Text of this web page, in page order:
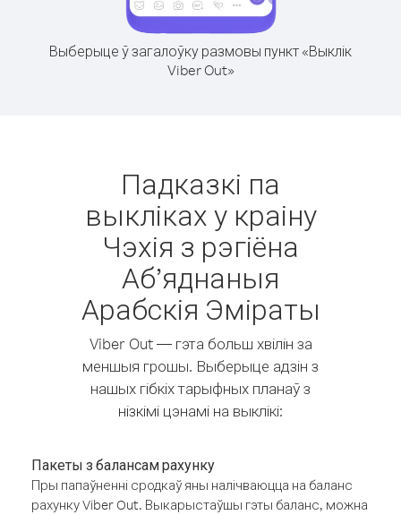
Выберыце ў загалоўку размовы пункт «Выклік
Viber Out»
Падказкі па
выкліках у краіну
Чэхія з рэгіёна
Аб’яднаныя
Арабскія Эміраты
Viber Out — гэта больш хвілін за
меншыя грошы. Выберыце адзін з
нашых гібкіх тарыфных планаў з
нізкімі цэнамі на выклікі:
Пакеты з балансам рахунку
Пры папаўненні сродкаў яны налічваюцца на баланс
рахунку Viber Out. Выкарыстаўшы гэты баланс, можна